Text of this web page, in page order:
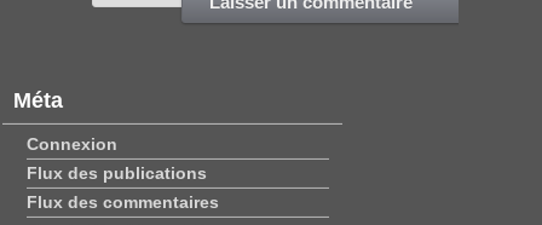
Méta
Connexion
Flux des publications
Flux des commentaires